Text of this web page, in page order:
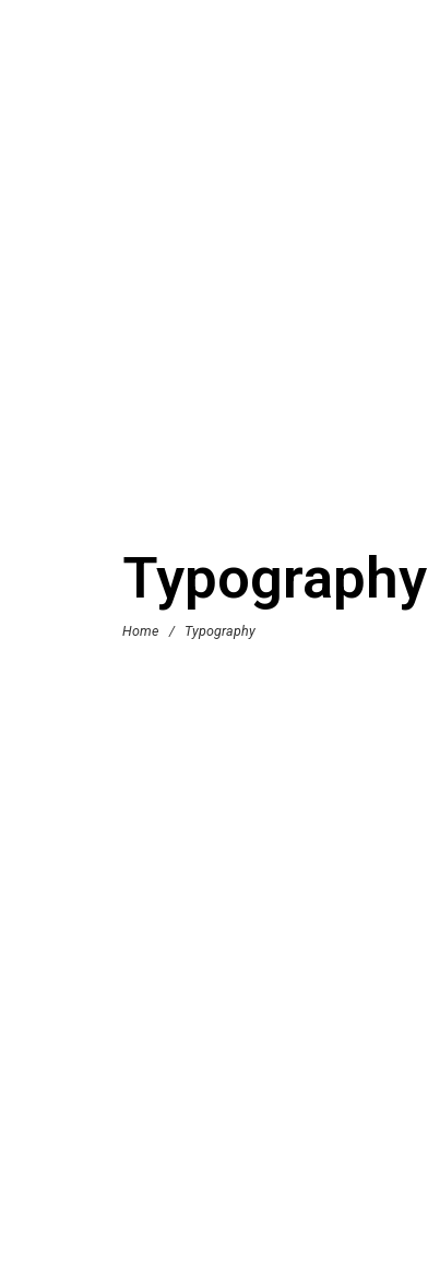
Typography
Home / Typography